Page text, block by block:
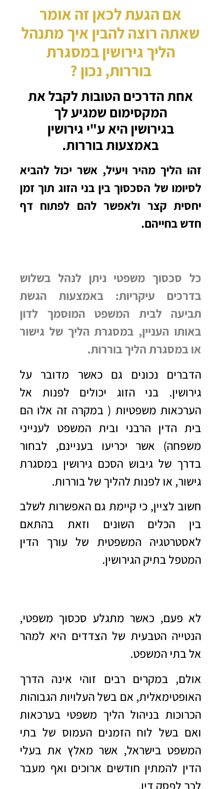
אם הגעת לכאן זה אומר
שאתה רוצה להבין איך מתנהל
הליךגירושין במסגרת
בוררות, נכון ?
אחת הדרכים הטובות לקבל את
המקסימום שמגיע לך
בגירושין היא ע"י גירושין
באמצעות בוררות.
זהו הליך מהיר ויעיל, אשר יכול להביא
לסיומו של הסכסוך בין בני הזוג תוך זמן
יחסית קצר ולאפשר להם לפתוח דף
חדש בחייהם.
כל סכסוך משפטי ניתן לנהל בשלוש
בדרכים עיקריות: באמצעות הגשת
תביעה לבית המשפט המוסמך לדון
באותו העניין, במסגרת הליך של גישור
או במסגרת הליך בוררות.
הדברים נכונים גם כאשר מדובר על
גירושין. בני הזוג יכולים לפנות אל
הערכאות משפטיות ( במקרה זה אלו הם
בית הדין הרבני ובית המשפט לענייני
משפחה) אשר יכריעו בעניינם, לבחור
בדרך של גיבוש הסכם גירושין במסגרת
גישור, או לפנות להליך של בוררות.
חשוב לציין, כי קיימת גם האפשרות לשלב
בין הכלים השונים וזאת בהתאם
לאסטרטגיה המשפטית של עורך הדין
המטפל בתיק הגירושין.
לא פעם, כאשר מתגלע סכסוך משפטי,
הנטייה הטבעית של הצדדים היא למהר
אל בתי המשפט.
אולם, במקרים רבים זוהי אינה הדרך
האופטימאלית, אם בשל העלויות הגבוהות
הכרוכות בניהול הליך משפטי בערכאות
ואם בשל לוח הזמנים העמוס של בתי
המשפט בישראל, אשר מאלץ את בעלי
הדין להמתין חודשים ארוכים ואף מעבר
לכך לפסק דין.